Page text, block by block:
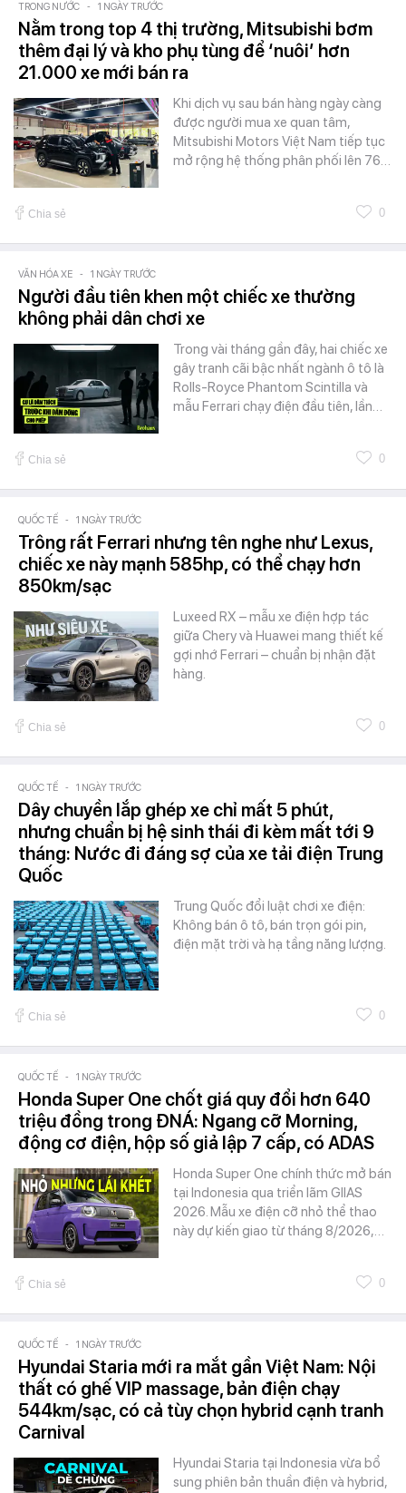
TRONG NƯỚC - 1 NGÀY TRƯỚC
Nằm trong top 4 thị trường, Mitsubishi bơm
thêm đại lý và kho phụ tùng để ‘nuôi’ hơn
21.000 xe mới bán ra
Khi dịch vụ sau bán hàng ngày càng
được người mua xe quan tâm,
Mitsubishi Motors Việt Nam tiếp tục
mở rộng hệ thống phân phối lên 76…
Chia sẻ 0
VĂN HÓA XE - 1 NGÀY TRƯỚC
Người đầu tiên khen một chiếc xe thường
không phải dân chơi xe
Trong vài tháng gần đây, hai chiếc xe
gây tranh cãi bậc nhất ngành ô tô là
Rolls-Royce Phantom Scintilla và
mẫu Ferrari chạy điện đầu tiên, lần…
Chia sẻ 0
QUỐC TẾ - 1 NGÀY TRƯỚC
Trông rất Ferrari nhưng tên nghe như Lexus,
chiếc xe này mạnh 585hp, có thể chạy hơn
850km/sạc
Luxeed RX – mẫu xe điện hợp tác
giữa Chery và Huawei mang thiết kế
gợi nhớ Ferrari – chuẩn bị nhận đặt
hàng.
Chia sẻ 0
QUỐC TẾ - 1 NGÀY TRƯỚC
Dây chuyền lắp ghép xe chỉ mất 5 phút,
nhưng chuẩn bị hệ sinh thái đi kèm mất tới 9
tháng: Nước đi đáng sợ của xe tải điện Trung
Quốc
Trung Quốc đổi luật chơi xe điện:
Không bán ô tô, bán trọn gói pin,
điện mặt trời và hạ tầng năng lượng.
Chia sẻ 0
QUỐC TẾ - 1 NGÀY TRƯỚC
Honda Super One chốt giá quy đổi hơn 640
triệu đồng trong ĐNÁ: Ngang cỡ Morning,
động cơ điện, hộp số giả lập 7 cấp, có ADAS
Honda Super One chính thức mở bán
tại Indonesia qua triển lãm GIIAS
2026. Mẫu xe điện cỡ nhỏ thể thao
này dự kiến giao từ tháng 8/2026,…
Chia sẻ 0
QUỐC TẾ - 1 NGÀY TRƯỚC
Hyundai Staria mới ra mắt gần Việt Nam: Nội
thất có ghế VIP massage, bản điện chạy
544km/sạc, có cả tùy chọn hybrid cạnh tranh
Carnival
Hyundai Staria tại Indonesia vừa bổ
sung phiên bản thuần điện và hybrid,